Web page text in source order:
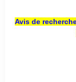
Avis de